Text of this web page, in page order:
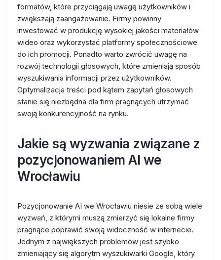
formatów, które przyciągają uwagę użytkowników i
zwiększają zaangażowanie. Firmy powinny
inwestować w produkcję wysokiej jakości materiałów
wideo oraz wykorzystać platformy społecznościowe
do ich promocji. Ponadto warto zwrócić uwagę na
rozwój technologii głosowych, które zmieniają sposób
wyszukiwania informacji przez użytkowników.
Optymalizacja treści pod kątem zapytań głosowych
stanie się niezbędna dla firm pragnących utrzymać
swoją konkurencyjność na rynku.
Jakie są wyzwania związane z
pozycjonowaniem AI we
Wrocławiu
Pozycjonowanie AI we Wrocławiu niesie ze sobą wiele
wyzwań, z którymi muszą zmierzyć się lokalne firmy
pragnące poprawić swoją widoczność w internecie.
Jednym z największych problemów jest szybko
zmieniający się algorytm wyszukiwarki Google, który